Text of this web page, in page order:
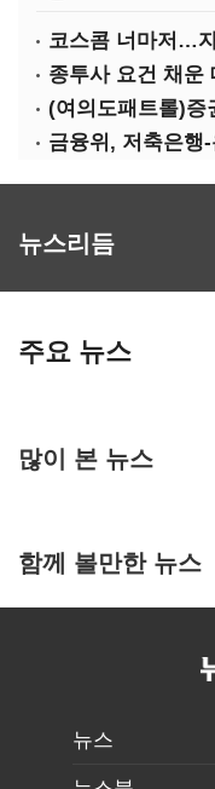
코스콤 너마저…
종투사 요건 채운
(여의도패트롤)증
뉴스리듬
주요 뉴스
많이 본 뉴스
함께 볼만한 뉴스
뉴스